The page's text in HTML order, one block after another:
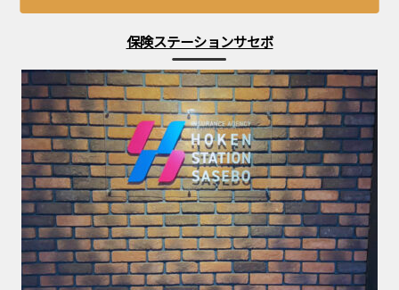
保険ステーションサセボ